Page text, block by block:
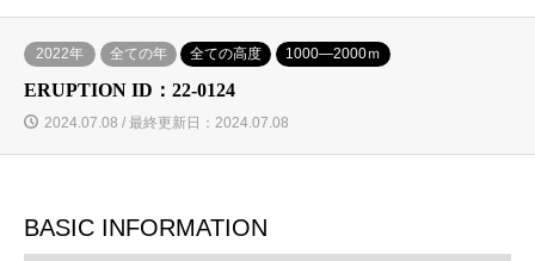
2022年 全ての年 全ての高度 1000―2000ｍ
ERUPTION ID：22-0124
2024.07.08 / 最終更新日：2024.07.08
BASIC INFORMATION